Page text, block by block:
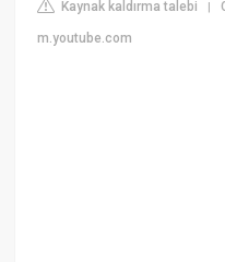
Kaynak kaldırma talebi |
m.youtube.com